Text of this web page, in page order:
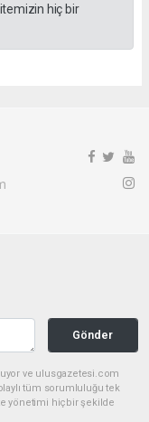
hiç bir
Gönder
ve ulusgazetesi.com
tüm sorumluluğu tek
yönetimi hiçbir şekilde